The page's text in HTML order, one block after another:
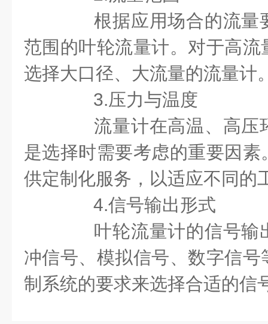
根据应用场合的流量
范围的叶轮流量计。对于高
选择大口径、大流量的流量计
3.压力与温度
流量计在高温、高压
是选择时需要考虑的重要因
供定制化服务，以适应不同的
4.信号输出形式
叶轮流量计的信号输
冲信号、模拟信号、数字信
制系统的要求来选择合适的信